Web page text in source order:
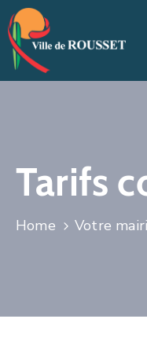
VOTRE
ÉDUCATION
JEUNESSE
Tarifs
Home Votre